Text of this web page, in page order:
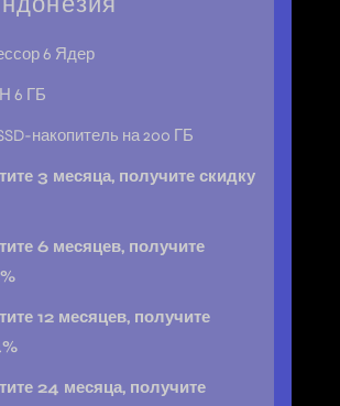
6 Ядер
6 ГБ
накопитель на 200 ГБ
3 месяца, получите скидку
6 месяцев, получите
12 месяцев, получите
24 месяца, получите